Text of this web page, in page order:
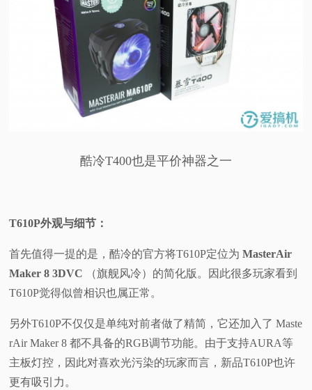
酷冷T400也是平价神器之一
T610P外观与细节：
首先值得一提的是，酷冷的官方将T610P定位为 MasterAir
Maker 8 3DVC （旗舰风冷）的简化版。因此很多玩家看到
T610P觉得似曾相识也属正常。
另外T610P不仅仅是单纯对前者做了精简，它还加入了 Maste
rAir Maker 8 都不具备的RGB调节功能。由于支持AURA等
主板灯控，因此对喜欢光污染的玩家而言，新品T610P也许
更有吸引力。